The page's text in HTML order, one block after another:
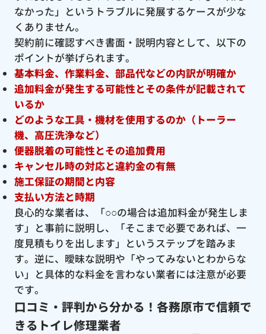
なかった」というトラブルに発展するケースが少な
くありません。
契約前に確認すべき書面・説明内容として、以下の
ポイントが挙げられます。
基本料金、作業料金、部品代などの内訳が明確か
追加料金が発生する可能性とその条件が記載されて
いるか
どのような工具・機材を使用するのか（トーラー
機、高圧洗浄など）
便器脱着の可能性とその追加費用
キャンセル時の対応と違約金の有無
施工保証の期間と内容
支払い方法と時期
良心的な業者は、「○○の場合は追加料金が発生しま
す」と事前に説明し、「そこまで必要であれば、一
度見積もりを出します」というステップを踏みま
す。逆に、曖昧な説明や「やってみないとわからな
い」と具体的な料金を言わない業者には注意が必要
です。
口コミ・評判から分かる！各務原市で信頼で
きるトイレ修理業者